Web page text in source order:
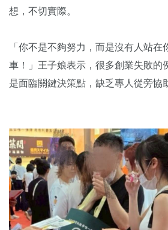
想，不切實際。
「你不是不夠努力，而是沒有人站在
車！」王子娘表示，很多創業失敗的
是面臨關鍵決策點，缺乏專人從旁協